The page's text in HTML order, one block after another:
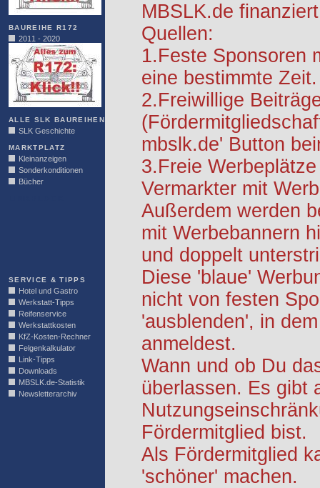
BAUREIHE R172
2011 - 2020
ALLE SLK BAUREIHEN
SLK Geschichte
MARKTPLATZ
Kleinanzeigen
Sonderkonditionen
Bücher
SERVICE & TIPPS
Hotel und Gastro
Werkstatt-Tipps
Reifenservice
Werkstattkosten
KfZ-Kosten-Rechner
Felgenkalkulator
Link-Tipps
Downloads
MBSLK.de-Statistik
Newsletterarchiv
MBSLK.de
Quellen:
1.Feste Sponsoren
eine bestimmte Zeit.
2.Freiwillige
mbslk.de' Button
3.Freie
Vermarkter mit
Außerdem werden
mit Werbebannern
und doppelt
Diese 'blaue'
nicht von festen
'ausblenden', in
anmeldest.
Wann und ob Du
überlassen. Es gibt
Fördermitglied bist.
Als Fördermitglied
'schöner' machen.